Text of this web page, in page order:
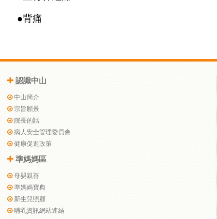
●背痛
認識中山
中山簡介
宗旨願景
院長的話
病人安全管理委員會
健康促進政策
準媽媽區
母嬰親善
準媽媽寶典
新生兒照顧
哺乳資訊網站連結